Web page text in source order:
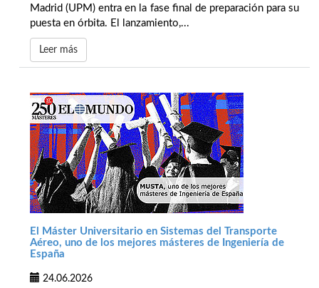
Madrid (UPM) entra en la fase final de preparación para su
puesta en órbita. El lanzamiento,...
Leer más
El Máster Universitario en Sistemas del Transporte
Aéreo, uno de los mejores másteres de Ingeniería de
España
24.06.2026